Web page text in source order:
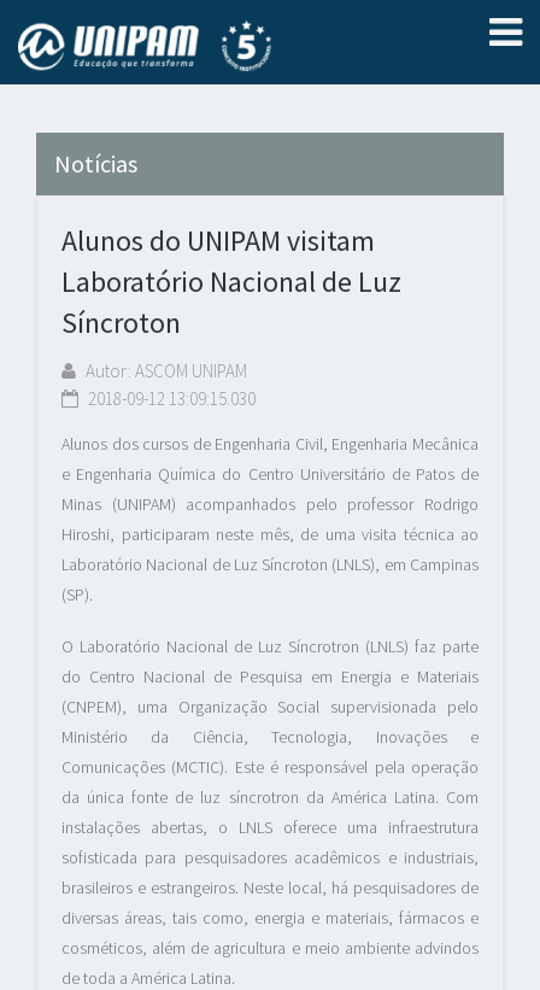
Notícias
Alunos do UNIPAM visitam
Laboratório Nacional de Luz
Síncroton
Autor: ASCOM UNIPAM
2018-09-12 13:09:15.030
Alunos dos cursos de Engenharia Civil, Engenharia Mecânica
e Engenharia Química do Centro Universitário de Patos de
Minas (UNIPAM) acompanhados pelo professor Rodrigo
Hiroshi, participaram neste mês, de uma visita técnica ao
Laboratório Nacional de Luz Síncroton (LNLS), em Campinas
(SP).
O Laboratório Nacional de Luz Síncrotron (LNLS) faz parte
do Centro Nacional de Pesquisa em Energia e Materiais
(CNPEM), uma Organização Social supervisionada pelo
Ministério da Ciência, Tecnologia, Inovações e
Comunicações (MCTIC). Este é responsável pela operação
da única fonte de luz síncrotron da América Latina. Com
instalações abertas, o LNLS oferece uma infraestrutura
sofisticada para pesquisadores acadêmicos e industriais,
brasileiros e estrangeiros. Neste local, há pesquisadores de
diversas áreas, tais como, energia e materiais, fármacos e
cosméticos, além de agricultura e meio ambiente advindos
de toda a América Latina.